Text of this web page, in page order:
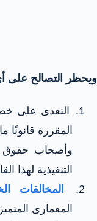
ويحظر التصالح على
التعدى على
المقررة قانونًا
وأصحاب حقوق
التنفيذية لهذا
المخالفات
المعمارى